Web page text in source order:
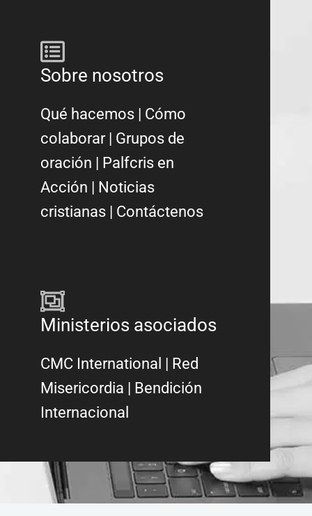
Sobre nosotros
Qué hacemos | Cómo
colaborar| Grupos de
oración | Palfcris en
Acción | Noticias
cristianas | Contáctenos
Ministerios asociados
CMC International | Red
Misericordia | Bendición
Internacional